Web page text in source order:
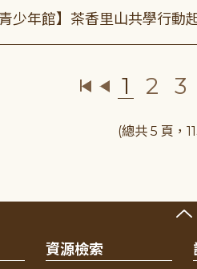
少年館】茶香里山共學行動
1 2 3
(總共 5 頁，
資源檢索